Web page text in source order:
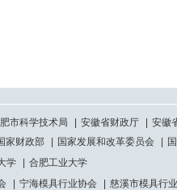
市科学技术局 安徽省财政厅 安徽
家财政部 国家发展和改革委员会
学 合肥工业大学
宁海模具行业协会 慈溪市模具行